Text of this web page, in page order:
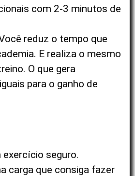
com 2-3 minutos de
reduz o tempo que
E realiza o mesmo
O que gera
para o ganho de
exercício seguro.
carga que consiga fazer